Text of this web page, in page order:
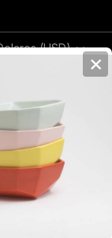
(USD)
Pañuelo, City Dog
×